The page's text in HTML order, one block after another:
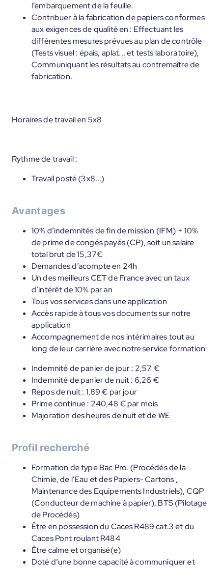
l’embarquement de la feuille.
Contribuer à la fabrication de papiers conformes
aux exigences de qualité en : Effectuant les
différentes mesures prévues au plan de contrôle
(Tests visuel : épais, aplat... et tests laboratoire),
Communiquant les résultats au contremaître de
fabrication.
Horaires de travail en 5x8
Rythme de travail :
Travail posté (3x8...)
Avantages
10% d’indemnités de fin de mission (IFM) + 10%
de prime de congés payés (CP), soit un salaire
total brut de 15,37€
Demandes d’acompte en 24h
Un des meilleurs CET de France avec un taux
d’intérêt de 10% par an
Tous vos services dans une application
Accès rapide à tous vos documents sur notre
application
Accompagnement de nos intérimaires tout au
long de leur carrière avec notre service formation
Indemnité de panier de jour : 2,57 €
Indemnité de panier de nuit : 6,26 €
Repos de nuit : 1,89 € par jour
Prime continue : 240,48 € par mois
Majoration des heures de nuit et de WE
Profil recherché
Formation de type Bac Pro. (Procédés de la
Chimie, de l’Eau et des Papiers- Cartons ,
Maintenance des Equipements Industriels), CQP
(Conducteur de machine à papier), BTS (Pilotage
de Procédés)
Être en possession du Caces R489 cat.3 et du
Caces Pont roulant R484
Être calme et organisé(e)
Doté d’une bonne capacité à communiquer et